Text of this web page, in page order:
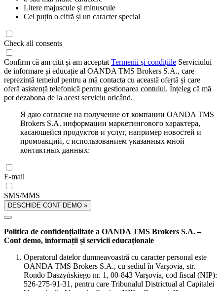
Litere majuscule și minuscule
Cel puțin o cifră și un caracter special
Check all consents
Confirm că am citit și am acceptat Termenii și condițiile Serviciului
de informare și educație al OANDA TMS Brokers S.A., care
reprezintă temeiul pentru a mă contacta cu această ofertă și care
oferă asistență telefonică pentru gestionarea contului. Înțeleg că mă
pot dezabona de la acest serviciu oricând.
Я даю согласие на получение от компании OANDA TMS
Brokers S.A. информации маркетингового характера,
касающейся продуктов и услуг, например новостей и
промоакций, с использованием указанных мной
контактных данных:
E-mail
SMS/MMS
DESCHIDE CONT DEMO »
Politica de confidențialitate a OANDA TMS Brokers S.A. –
Cont demo, informații și servicii educaționale
Operatorul datelor dumneavoastră cu caracter personal este
OANDA TMS Brokers S.A., cu sediul în Varșovia, str.
Rondo Daszyńskiego nr. 1, 00-843 Varșovia, cod fiscal (NIP):
526-275-91-31, pentru care Tribunalul Districtual al Capitalei